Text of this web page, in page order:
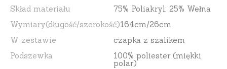
Skład materiału
75% Poliakryl; 25% Wełna
Wymiary(długość/szerokość)164cm/26cm
W zestawie
czapka z szalikem
Podszewka
100% poliester (miękki
polar)